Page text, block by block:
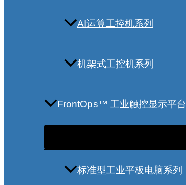
AI运算工控机系列
机架式工控机系列
FrontOps™ 工业触控显示平台
标准型工业平板电脑系列